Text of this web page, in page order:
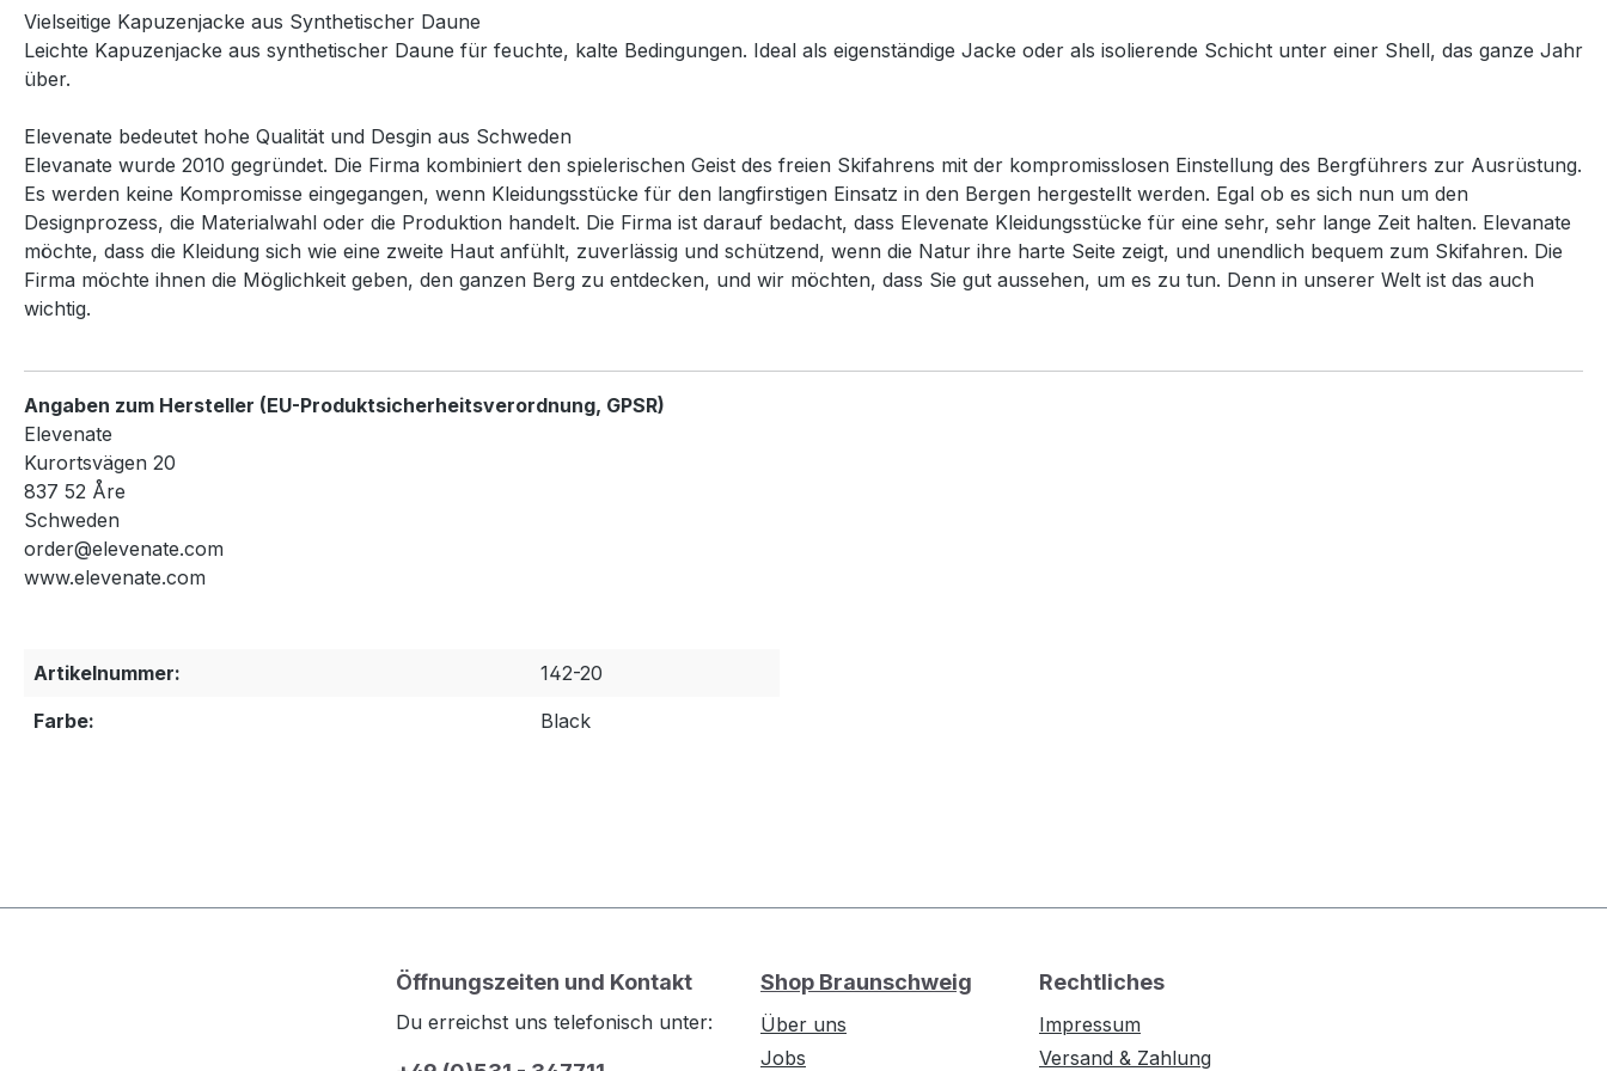
Vielseitige Kapuzenjacke aus Synthetischer Daune
Leichte Kapuzenjacke aus synthetischer Daune für feuchte, kalte Bedingungen. Ideal als eigenständige Jacke oder als isolierende Schicht unter einer Shell, das ganze Jahr
über.
Elevenate bedeutet hohe Qualität und Desgin aus Schweden
Elevanate wurde 2010 gegründet. Die Firma kombiniert den spielerischen Geist des freien Skifahrens mit der kompromisslosen Einstellung des Bergführers zur Ausrüstung.
Es werden keine Kompromisse eingegangen, wenn Kleidungsstücke für den langfirstigen Einsatz in den Bergen hergestellt werden. Egal ob es sich nun um den
Designprozess, die Materialwahl oder die Produktion handelt. Die Firma ist darauf bedacht, dass Elevenate Kleidungsstücke für eine sehr, sehr lange Zeit halten. Elevanate
möchte, dass die Kleidung sich wie eine zweite Haut anfühlt, zuverlässig und schützend, wenn die Natur ihre harte Seite zeigt, und unendlich bequem zum Skifahren. Die
Firma möchte ihnen die Möglichkeit geben, den ganzen Berg zu entdecken, und wir möchten, dass Sie gut aussehen, um es zu tun. Denn in unserer Welt ist das auch
wichtig.
Angaben zum Hersteller (EU-Produktsicherheitsverordnung, GPSR)
Elevenate
Kurortsvägen 20
837 52 Åre
Schweden
order@elevenate.com
www.elevenate.com
Artikelnummer:
142-20
Farbe:
Black
Öffnungszeiten und Kontakt
Du erreichst uns telefonisch unter:
Shop Braunschweig
Über uns
Jobs
Rechtliches
Impressum
Versand & Zahlung